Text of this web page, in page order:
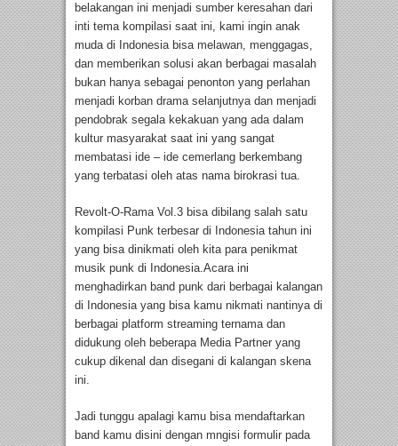
belakangan ini menjadi sumber keresahan dari
inti tema kompilasi saat ini, kami ingin anak
muda di Indonesia bisa melawan, menggagas,
dan memberikan solusi akan berbagai masalah
bukan hanya sebagai penonton yang perlahan
menjadi korban drama selanjutnya dan menjadi
pendobrak segala kekakuan yang ada dalam
kultur masyarakat saat ini yang sangat
membatasi ide – ide cemerlang berkembang
yang terbatasi oleh atas nama birokrasi tua.
Revolt-O-Rama Vol.3 bisa dibilang salah satu
kompilasi Punk terbesar di Indonesia tahun ini
yang bisa dinikmati oleh kita para penikmat
musik punk di Indonesia.Acara ini
menghadirkan band punk dari berbagai kalangan
di Indonesia yang bisa kamu nikmati nantinya di
berbagai platform streaming ternama dan
didukung oleh beberapa Media Partner yang
cukup dikenal dan disegani di kalangan skena
ini.
Jadi tunggu apalagi kamu bisa mendaftarkan
band kamu disini dengan mngisi formulir pada